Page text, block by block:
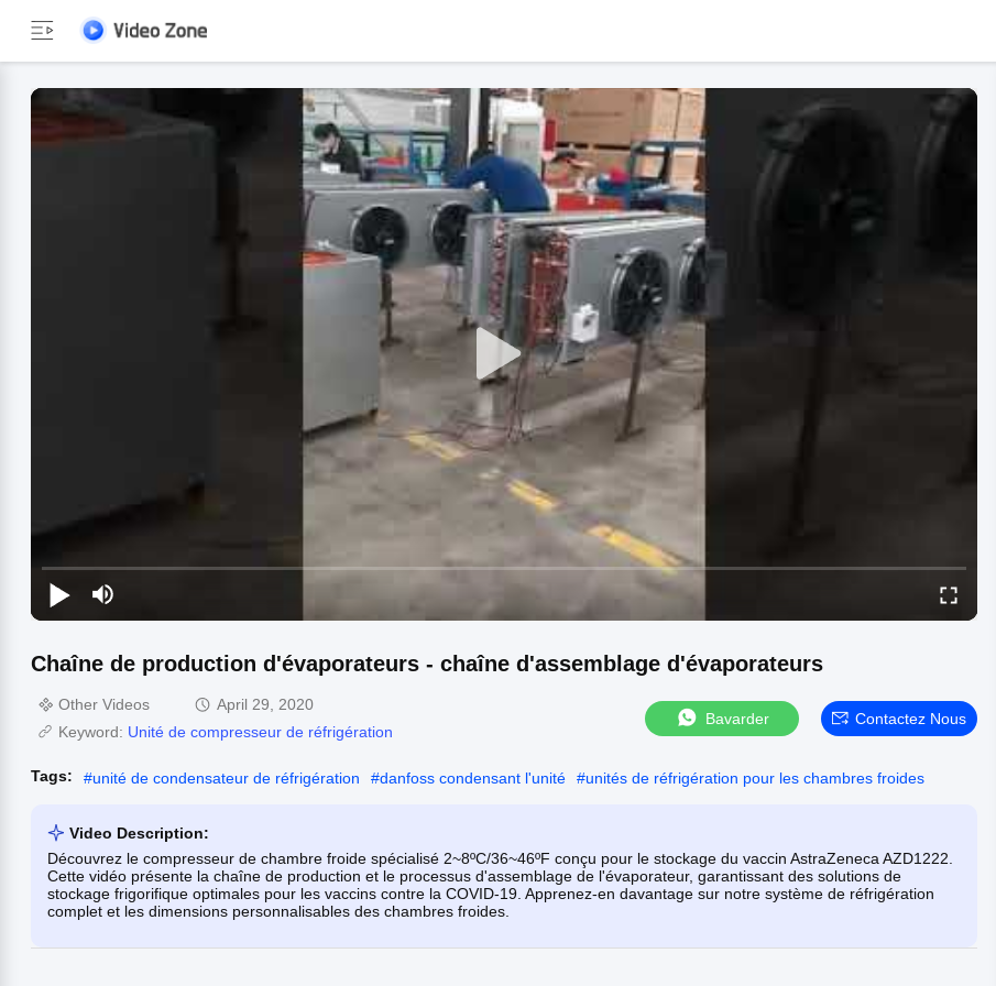
Chaîne de production d'évaporateurs - chaîne d'assemblage d'évaporateurs
Other Videos
April 29, 2020
Keyword: Unité de compresseur de réfrigération
Bavarder Contactez Nous
Tags: #unité de condensateur de réfrigération #danfoss condensant l'unité #unités de réfrigération pour les chambres froides
Video Description:
Découvrez le compresseur de chambre froide spécialisé 2~8ºC/36~46ºF conçu pour le stockage du vaccin AstraZeneca AZD1222.
Cette vidéo présente la chaîne de production et le processus d'assemblage de l'évaporateur, garantissant des solutions de
stockage frigorifique optimales pour les vaccins contre la COVID-19. Apprenez-en davantage sur notre système de réfrigération
complet et les dimensions personnalisables des chambres froides.